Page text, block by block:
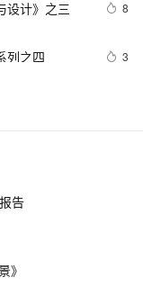
设计》之三 8
列之四 3
信技术》之
设计》之十
告
》